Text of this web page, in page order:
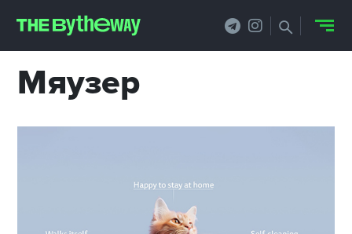
МяузерНОВОСТИ
PRO.ОБЗОР
ФИЛОСОФИЯ
КРЕАТИВА